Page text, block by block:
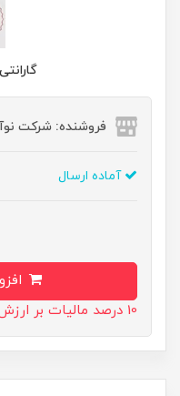
فروشنده: شرکت
آماده ارسال
10 درصد مالیات بر ارزش افزوده اضافه خواهد شد.